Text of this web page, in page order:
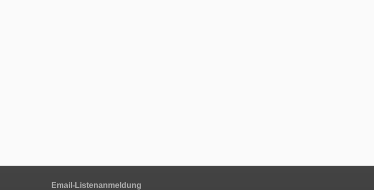
Email-Listenanmeldung